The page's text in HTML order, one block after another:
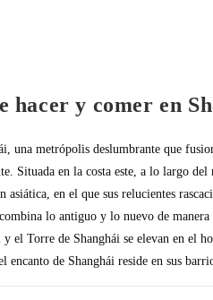
hacer y comer en
una metrópolis deslumbrante que
Situada en la costa este, a lo largo del
asiática, en el que sus relucientes
lo antiguo y lo nuevo de
el Torre de Shanghái se elevan en el
encanto de Shanghái reside en sus